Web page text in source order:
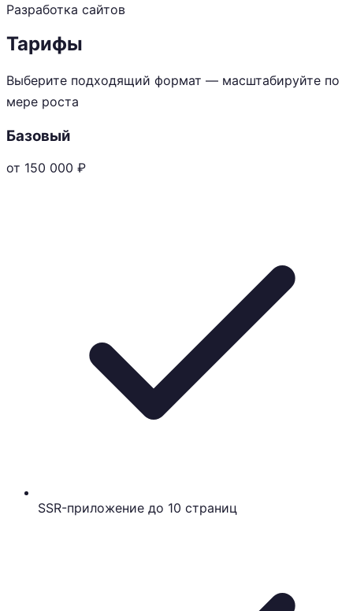
Разработка сайтов
Тарифы
Выберите подходящий формат — масштабируйте по
мере роста
Базовый
от 150 000 ₽
SSR-приложение до 10 страниц